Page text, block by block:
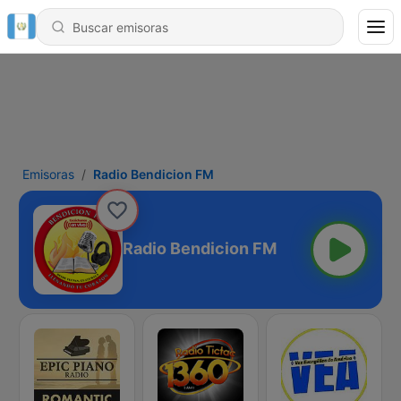
Emisoras Radio Bendicion FM
Radio Bendicion FM